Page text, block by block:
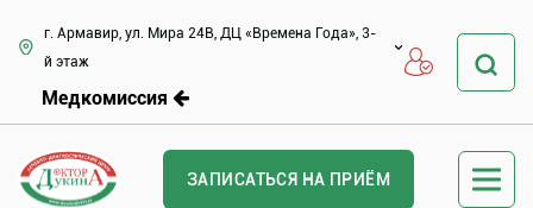
г. Армавир, ул. Мира 24В, ДЦ «Времена Года», 3-
й этаж
Медкомиссия
ЗАПИСАТЬСЯ НА ПРИЁМ